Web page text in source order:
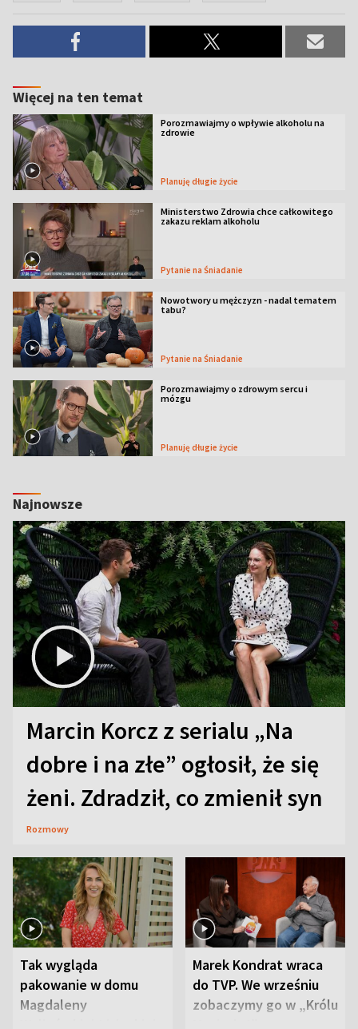
Więcej na ten temat
Porozmawiajmy o wpływie alkoholu na
zdrowie
Planuję długie życie
Ministerstwo Zdrowia chce całkowitego
zakazu reklam alkoholu
Pytanie na Śniadanie
Nowotwory u mężczyzn - nadal tematem
tabu?
Pytanie na Śniadanie
Porozmawiajmy o zdrowym sercu i
mózgu
Planuję długie życie
Najnowsze
Marcin Korcz z serialu „Na
dobre i na złe” ogłosił, że się
żeni. Zdradził, co zmienił syn
Rozmowy
Tak wygląda
pakowanie w domu
Magdaleny
Marek Kondrat wraca
do TVP. We wrześniu
zobaczymy go w „Królu